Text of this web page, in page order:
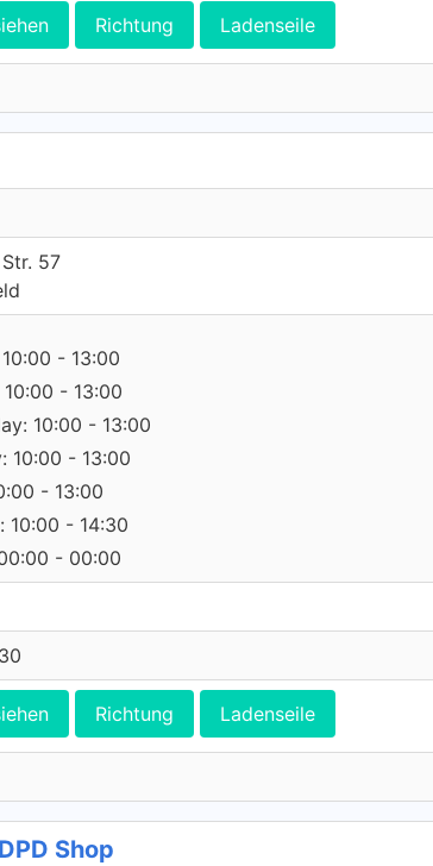
Richtung Ladenseile
57
- 13:00
- 13:00
10:00 - 13:00
10:00 - 13:00
- 13:00
10:00 - 14:30
- 00:00
Richtung Ladenseile
Shop